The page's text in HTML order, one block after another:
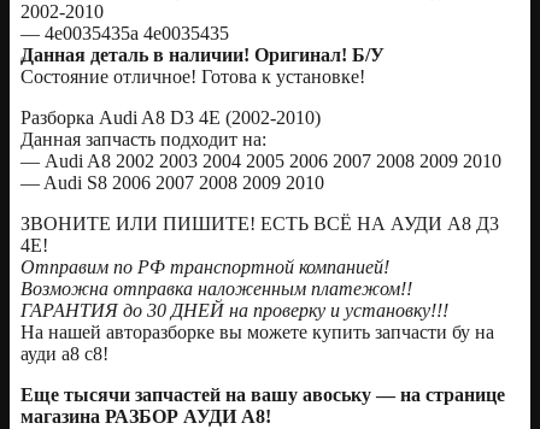
2002-2010
— 4e0035435a 4e0035435
Данная деталь в наличии! Оригинал! Б/У
Состояние отличное! Готова к установке!
Разборка Audi A8 D3 4E (2002-2010)
Данная запчасть подходит на:
— Audi A8 2002 2003 2004 2005 2006 2007 2008 2009 2010
— Audi S8 2006 2007 2008 2009 2010
ЗВОНИТЕ ИЛИ ПИШИТЕ! ЕСТЬ ВСЁ НА АУДИ А8 Д3
4Е!
Отправим по РФ транспортной компанией!
Возможна отправка наложенным платежом!!
ГАРАНТИЯ до 30 ДНЕЙ на проверку и установку!!!
На нашей авторазборке вы можете купить запчасти бу на
ауди а8 с8!
Еще тысячи запчастей на вашу авоську — на странице
магазина РАЗБОР АУДИ А8!